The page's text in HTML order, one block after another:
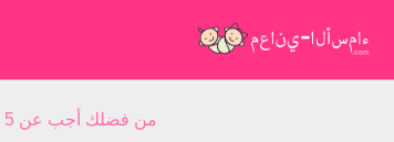
من فضلك أجب عن 5 أسئلة عن اسمك الأول: اسمك هو: